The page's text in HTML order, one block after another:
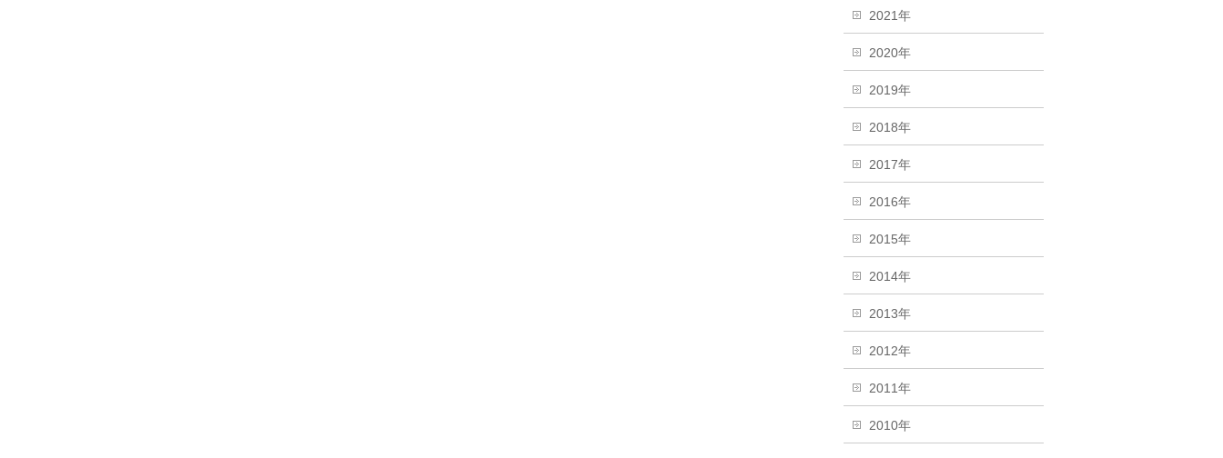
2021年
2020年
2019年
2018年
2017年
2016年
2015年
2014年
2013年
2012年
2011年
2010年